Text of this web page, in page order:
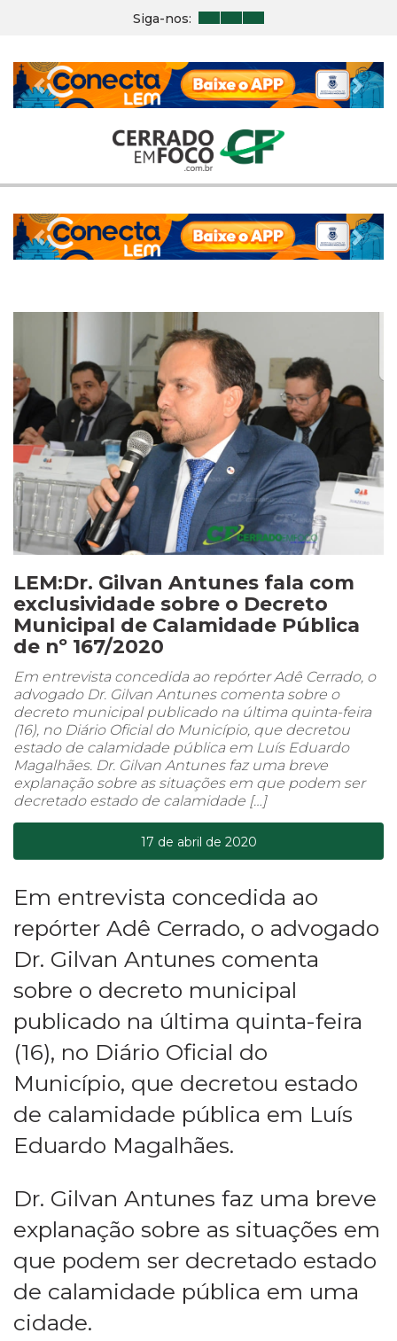
Siga-nos:
Previous Next
Previous Next
LEM:Dr. Gilvan Antunes fala com
exclusividade sobre o Decreto
Municipal de Calamidade Pública
de nº 167/2020
Em entrevista concedida ao repórter Adê Cerrado, o
advogado Dr. Gilvan Antunes comenta sobre o
decreto municipal publicado na última quinta-feira
(16), no Diário Oficial do Município, que decretou
estado de calamidade pública em Luís Eduardo
Magalhães. Dr. Gilvan Antunes faz uma breve
explanação sobre as situações em que podem ser
decretado estado de calamidade […]
17 de abril de 2020
Em entrevista concedida ao
repórter Adê Cerrado, o advogado
Dr. Gilvan Antunes comenta
sobre o decreto municipal
publicado na última quinta-feira
(16), no Diário Oficial do
Município, que decretou estado
de calamidade pública em Luís
Eduardo Magalhães.
Dr. Gilvan Antunes faz uma breve
explanação sobre as situações em
que podem ser decretado estado
de calamidade pública em uma
cidade.